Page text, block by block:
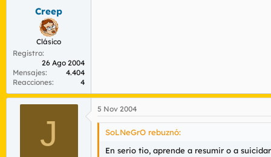
Creep
Clásico
Registro
26 Ago 2004
Mensajes
4.404
Reacciones
4
J
5 Nov 2004
SoLNeGrO rebuznó:
En serio tio, aprende a resumir o a